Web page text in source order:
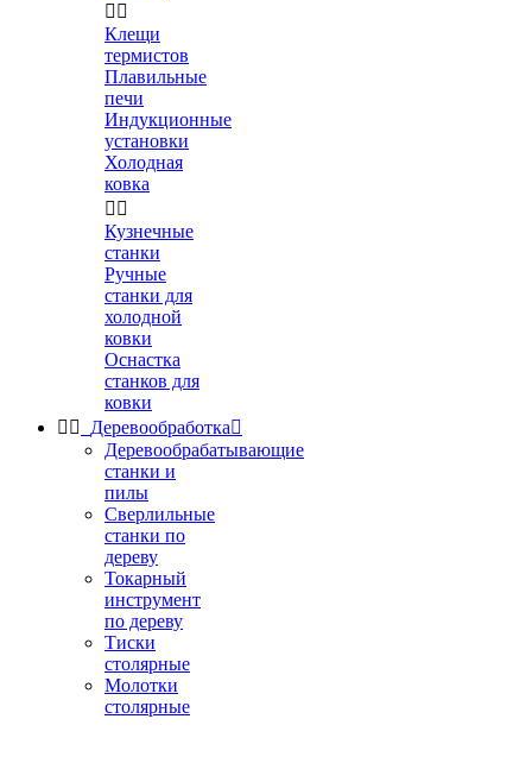
 
Клещи
термистов
Плавильные
печи
Индукционные
установки
Холодная
ковка
 
Кузнечные
станки
Ручные
станки для
холодной
ковки
Оснастка
станков для
ковки
  Деревообработка
Деревообрабатывающие
станки и
пилы
Сверлильные
станки по
дереву
Токарный
инструмент
по дереву
Тиски
столярные
Молотки
столярные